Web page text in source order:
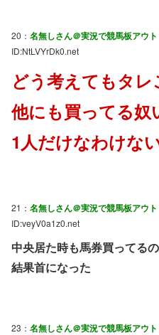
20： 名無しさん＠実況で競馬板アウト
ID:NtLVYrDk0.net
どう考えてもタレ
他にも買ってる奴
1人だけなわけな
21： 名無しさん＠実況で競馬板アウト
ID:veyV0a1z0.net
中央居た時も馬券買ってる
結果首になった
23： 名無しさん＠実況で競馬板アウト